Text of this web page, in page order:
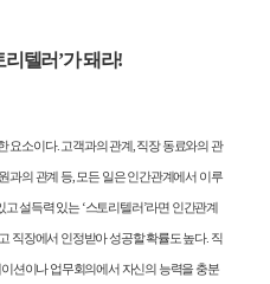
리텔러’가 돼라!
요소이다. 고객과의 관계, 직장 동료와의 관
과의 관계 등, 모든 일은 인간관계에서 이루
고 설득력 있는‘스토리텔러’라면 인간관계
직장에서 인정받아 성공할 확률도 높다. 직
션이나 업무회의에서 자신의 능력을 충분